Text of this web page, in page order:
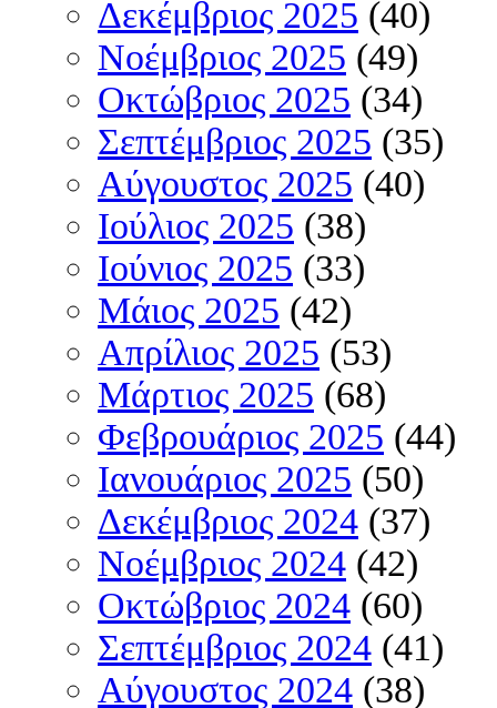
Δεκέμβριος 2025 (40)
Νοέμβριος 2025 (49)
Οκτώβριος 2025 (34)
Σεπτέμβριος 2025 (35)
Αύγουστος 2025 (40)
Ιούλιος 2025 (38)
Ιούνιος 2025 (33)
Μάιος 2025 (42)
Απρίλιος 2025 (53)
Μάρτιος 2025 (68)
Φεβρουάριος 2025 (44)
Ιανουάριος 2025 (50)
Δεκέμβριος 2024 (37)
Νοέμβριος 2024 (42)
Οκτώβριος 2024 (60)
Σεπτέμβριος 2024 (41)
Αύγουστος 2024 (38)